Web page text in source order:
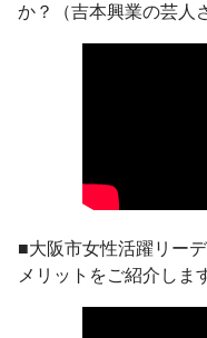
か？（吉本興業の芸人
■大阪市女性活躍リー
メリットをご紹介しま